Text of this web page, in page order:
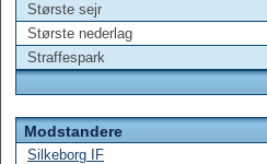
Største sejr
Største nederlag
Straffespark
Modstandere
Silkeborg IF